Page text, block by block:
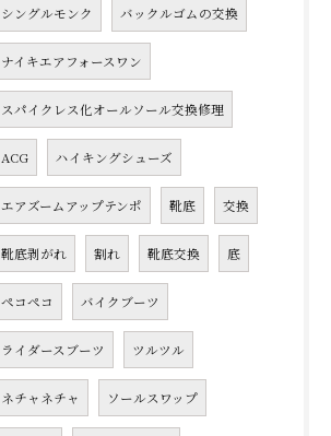
シングルモンク バックルゴムの交換
ナイキエアフォースワン
スパイクレス化オールソール交換修理
ACG ハイキングシューズ
エアズームアップテンポ 靴底 交換
靴底剥がれ 割れ 靴底交換 底
ペコペコ バイクブーツ
ライダースブーツ ツルツル
ネチャネチャ ソールスワップ